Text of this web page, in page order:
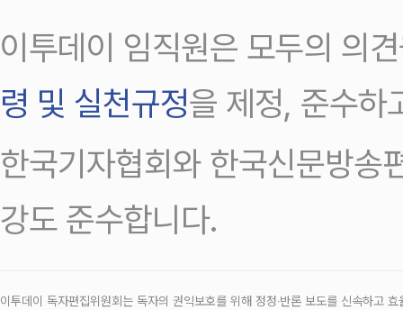
이투데이 임직원은 모두의 의
령 및 실천규정을 제정, 준수하
한국기자협회와 한국신문방송
강도 준수합니다.
이투데이 독자편집위원회는 독자의 권익보호를 위해 정정‧반론 보도를 신속하고